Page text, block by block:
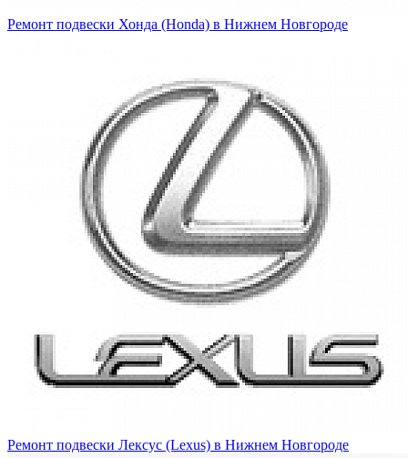
Ремонт подвески Хонда (Honda) в Нижнем Новгороде
Ремонт подвески Лексус (Lexus) в Нижнем Новгороде